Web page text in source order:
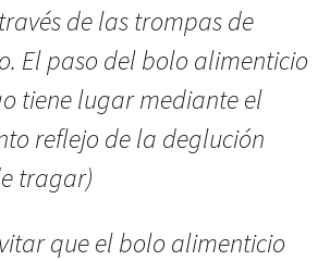
de las trompas de
El paso del bolo alimenticio
tiene lugar mediante el
reflejo de la deglución
tragar)
que el bolo alimenticio